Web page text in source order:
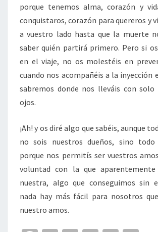
porque tenemos alma, corazón y
conquistaros, corazón para quereros y
a vuestro lado hasta que la muerte
saber quién partirá primero. Pero si
en el viaje, no os molestéis en
cuando nos acompañéis a la inyección
sabremos donde nos lleváis con
ojos.
¡Ah! y os diré algo que sabéis, aunque
no sois nuestros dueños, sino
porque nos permitís ser vuestros
voluntad con la que
nuestra, algo que conseguimos sin
nada hay más fácil para nosotros
nuestro amos.